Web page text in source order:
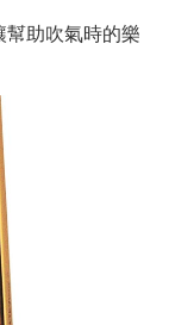
助吹氣時的樂